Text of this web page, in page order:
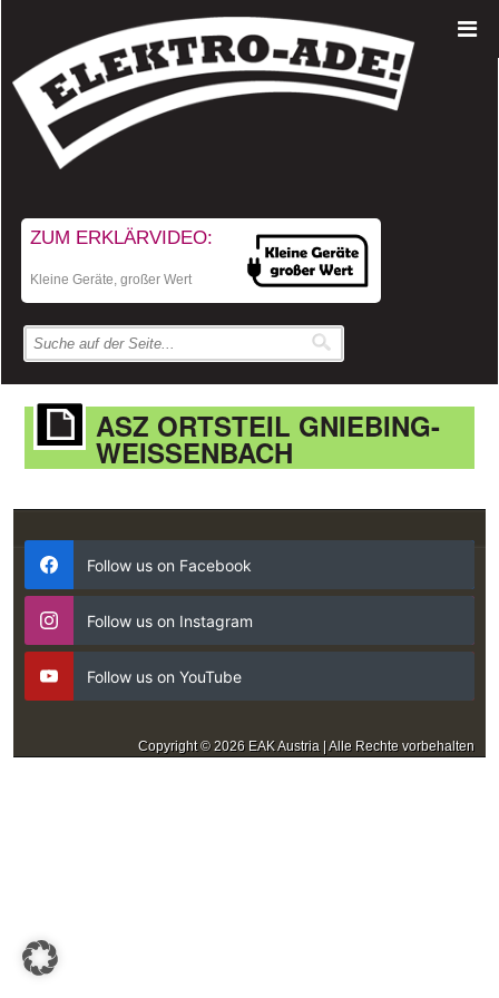
ZUM ERKLÄRVIDEO:
Kleine Geräte, großer Wert
ASZ ORTSTEIL GNIEBING-
WEISSENBACH
Follow us on Facebook
Follow us on Instagram
Follow us on YouTube
Copyright © 2026 EAK Austria | Alle Rechte vorbehalten